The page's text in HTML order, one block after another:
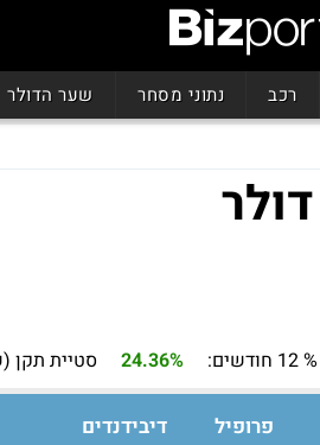
רכב נתוני מסחר שער הדולר
% 12 חודשים: 24.36% סטיית תקן
פרופיל דיבידנדים